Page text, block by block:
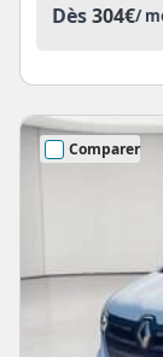
Dès304€/
Comparer